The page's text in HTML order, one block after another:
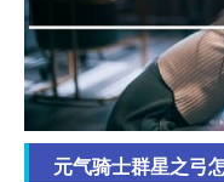
元气骑士群星之弓